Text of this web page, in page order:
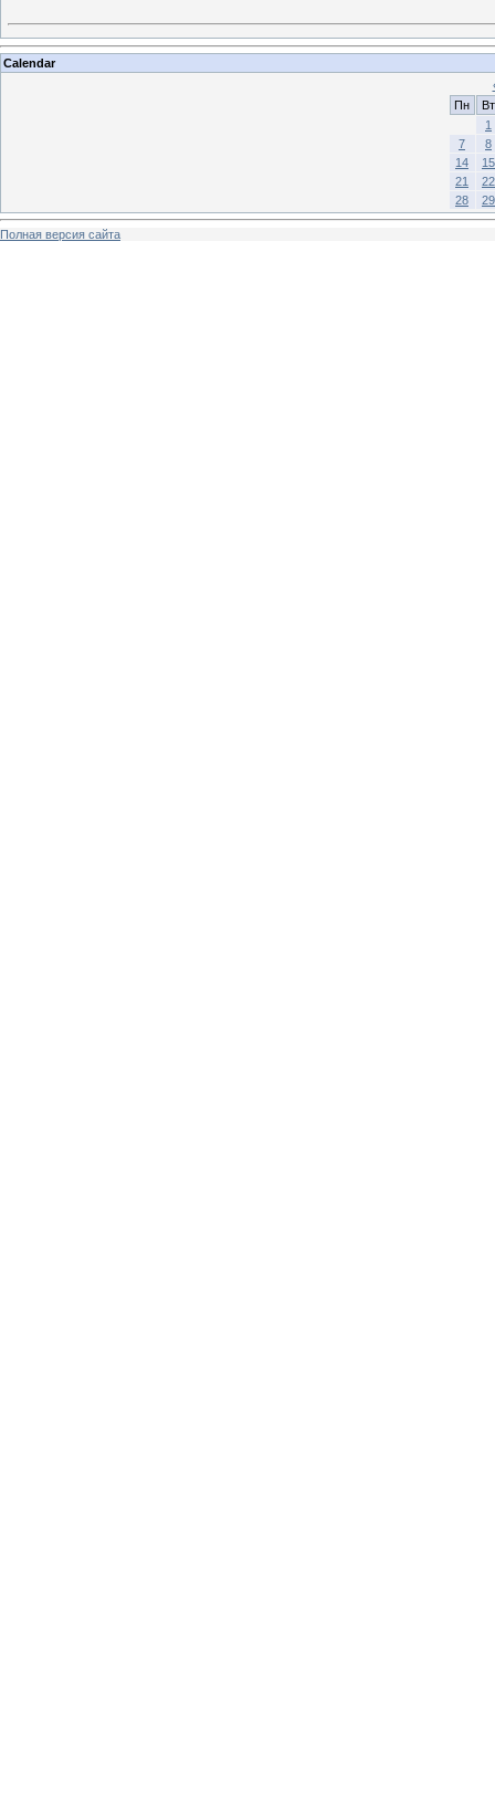
Calendar
Пн
Вт
1
7
8
14
15
21
22
28
29
Полная версия сайта